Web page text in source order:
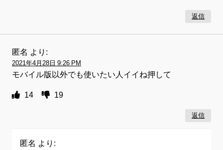
返信
匿名 より:
2021年4月28日 9:26 PM
モバイル版以外でも使いたい人イイね押して
14 19
返信
匿名 より: